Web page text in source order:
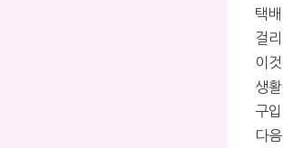
택
걸
이
생
구
다